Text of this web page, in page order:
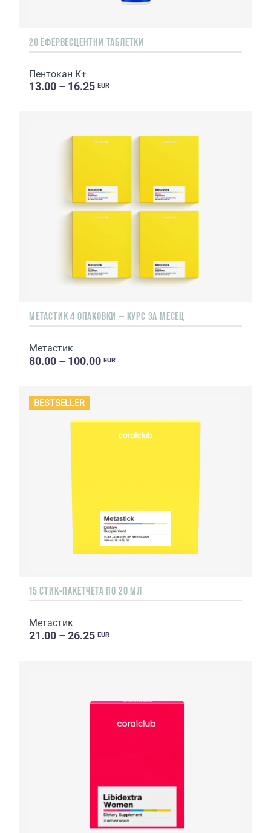
20 ЕФЕРВЕСЦЕНТНИ ТАБЛЕТКИ
Пентокан К+
13.00 – 16.25 EUR
МЕТАСТИК 4 ОПАКОВКИ — КУРС ЗА МЕСЕЦ
Метастик
80.00 – 100.00 EUR
BESTSELLER
15 СТИК-ПАКЕТЧЕТА ПО 20 МЛ
Метастик
21.00 – 26.25 EUR